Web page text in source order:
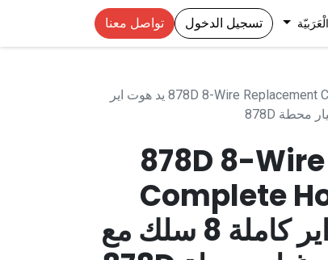
الْعَرَبيّة تسجيل الدخول تواصل معنا
878D 8-Wire Replacement Complete Hot Air Handle + Heater يد هوت اير
878D 8-
Complete
Heater يد هوت اير كاملة 8 سلك مع